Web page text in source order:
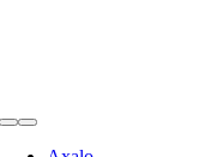
Toggle
Navigation